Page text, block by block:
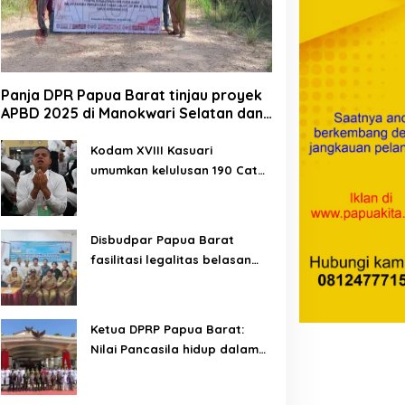
Futsal
2026
talenta muda
MyPertamina Futsal
Competition 2026, ajang
kembangkan talenta muda
dan berdayakan UMKM
lokal Papua
Panja DPR Papua Barat tinjau proyek
APBD 2025 di Manokwari Selatan dan
Kodam XVIII Kasuari
umumkan kelulusan 190 Cata
Disbudpar Papua Barat
fasilitasi legalitas belasan
Ketua DPRP Papua Barat:
Nilai Pancasila hidup dalam